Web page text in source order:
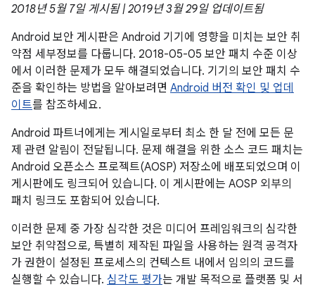
2018년 5월 7일 게시됨 | 2019년 3월 29일 업데이트됨
Android 보안 게시판은 Android 기기에 영향을 미치는 보안 취
약점 세부정보를 다룹니다. 2018-05-05 보안 패치 수준 이상
에서 이러한 문제가 모두 해결되었습니다. 기기의 보안 패치 수
준을 확인하는 방법을 알아보려면 Android 버전 확인 및 업데
이트를 참조하세요.
Android 파트너에게는 게시일로부터 최소 한 달 전에 모든 문
제 관련 알림이 전달됩니다. 문제 해결을 위한 소스 코드 패치는
Android 오픈소스 프로젝트(AOSP) 저장소에 배포되었으며 이
게시판에도 링크되어 있습니다. 이 게시판에는 AOSP 외부의
패치 링크도 포함되어 있습니다.
이러한 문제 중 가장 심각한 것은 미디어 프레임워크의 심각한
보안 취약점으로, 특별히 제작된 파일을 사용하는 원격 공격자
가 권한이 설정된 프로세스의 컨텍스트 내에서 임의의 코드를
실행할 수 있습니다. 심각도 평가는 개발 목적으로 플랫폼 및 서